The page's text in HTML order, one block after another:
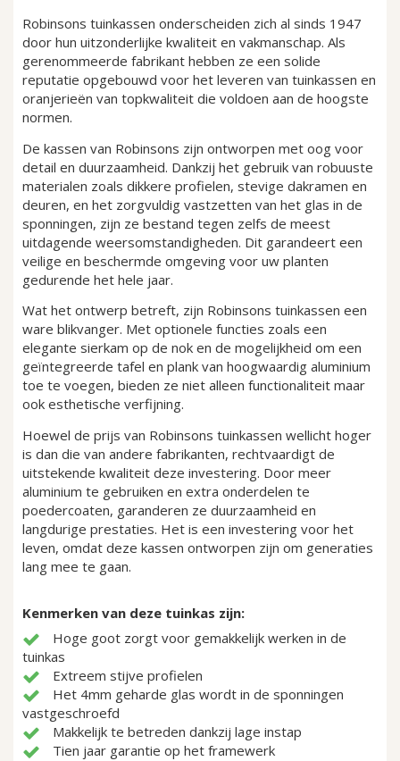
Robinsons tuinkassen onderscheiden zich al sinds 1947
door hun uitzonderlijke kwaliteit en vakmanschap. Als
gerenommeerde fabrikant hebben ze een solide
reputatie opgebouwd voor het leveren van tuinkassen en
oranjerieën van topkwaliteit die voldoen aan de hoogste
normen.
De kassen van Robinsons zijn ontworpen met oog voor
detail en duurzaamheid. Dankzij het gebruik van robuuste
materialen zoals dikkere profielen, stevige dakramen en
deuren, en het zorgvuldig vastzetten van het glas in de
sponningen, zijn ze bestand tegen zelfs de meest
uitdagende weersomstandigheden. Dit garandeert een
veilige en beschermde omgeving voor uw planten
gedurende het hele jaar.
Wat het ontwerp betreft, zijn Robinsons tuinkassen een
ware blikvanger. Met optionele functies zoals een
elegante sierkam op de nok en de mogelijkheid om een
geïntegreerde tafel en plank van hoogwaardig aluminium
toe te voegen, bieden ze niet alleen functionaliteit maar
ook esthetische verfijning.
Hoewel de prijs van Robinsons tuinkassen wellicht hoger
is dan die van andere fabrikanten, rechtvaardigt de
uitstekende kwaliteit deze investering. Door meer
aluminium te gebruiken en extra onderdelen te
poedercoaten, garanderen ze duurzaamheid en
langdurige prestaties. Het is een investering voor het
leven, omdat deze kassen ontworpen zijn om generaties
lang mee te gaan.
Kenmerken van deze tuinkas zijn:
Hoge goot zorgt voor gemakkelijk werken in de
tuinkas
Extreem stijve profielen
Het 4mm geharde glas wordt in de sponningen
vastgeschroefd
Makkelijk te betreden dankzij lage instap
Tien jaar garantie op het framewerk